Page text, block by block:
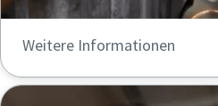
Weitere Informationen